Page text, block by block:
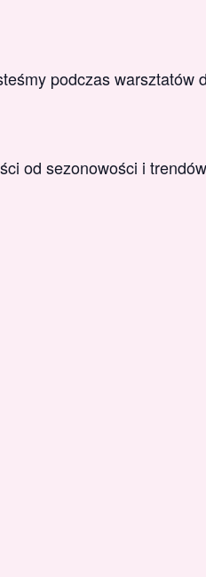
podczas warsztatów
od sezonowości i